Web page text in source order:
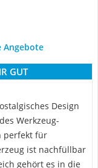
Angebote
GUT
Design
Werkzeug-
perfekt für
ist nachfüllbar
gehört es in die